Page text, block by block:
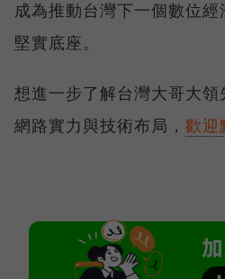
成為推動台灣下一個數位
堅實底座。
想進一步了解台灣大哥大
網路實力與技術布局， 歡迎